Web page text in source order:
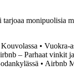
• Vuokra-
– Parhaat vinkit
• Airbnb